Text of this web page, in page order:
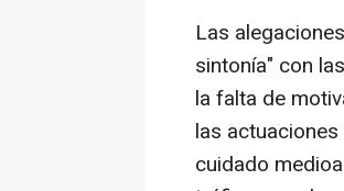
Las
sintonía" con
la falta de
las
cuidado